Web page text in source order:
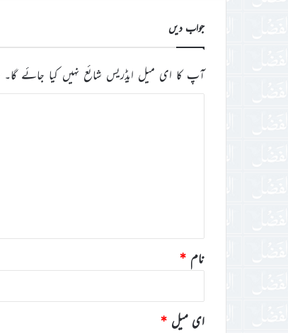
جواب دیں
آپ کا ای میل ایڈریس شائع نہیں کیا جائے گا۔
نام *
ای میل *